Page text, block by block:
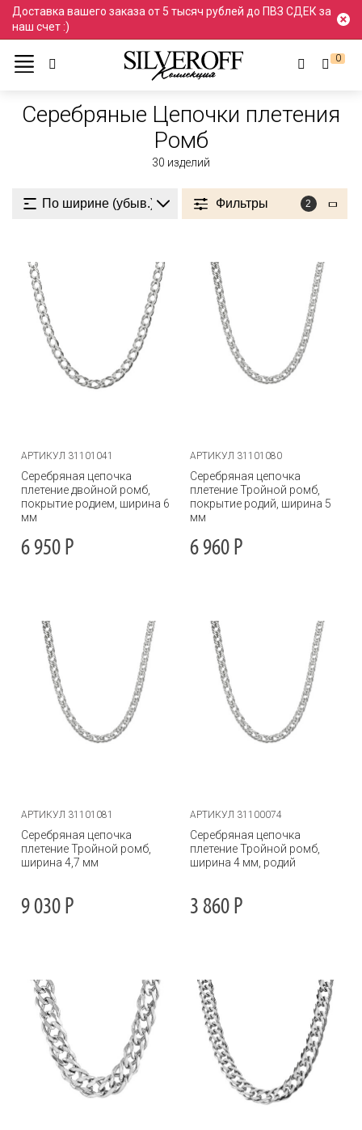
Доставка вашего заказа от 5 тысяч рублей до ПВЗ СДЕК за
наш счет :)
0
Ювелирные украшения
Цепочки Серебро
Серебряные Цепочки плетения
Ромб
30 изделий
Фильтры 2
АРТИКУЛ 31101041
Серебряная цепочка
плетение двойной ромб,
покрытие родием, ширина 6
мм
6 950 Р
АРТИКУЛ 31101080
Серебряная цепочка
плетение Тройной ромб,
покрытие родий, ширина 5
мм
6 960 Р
АРТИКУЛ 31101081
Серебряная цепочка
плетение Тройной ромб,
ширина 4,7 мм
9 030 Р
АРТИКУЛ 31100074
Серебряная цепочка
плетение Тройной ромб,
ширина 4 мм, родий
3 860 Р